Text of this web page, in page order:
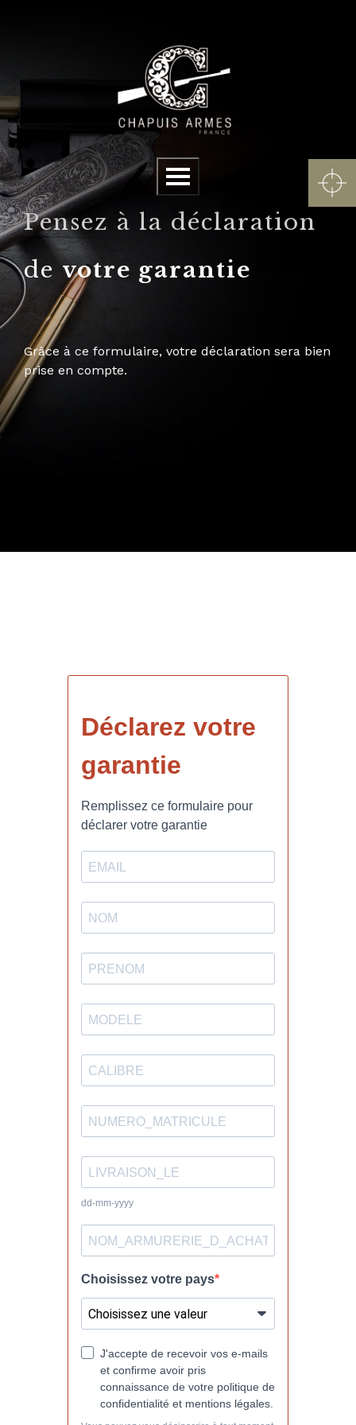
Menu
Pensez à la déclaration
de votre garantie
Grâce à ce formulaire, votre déclaration sera bien
prise en compte.